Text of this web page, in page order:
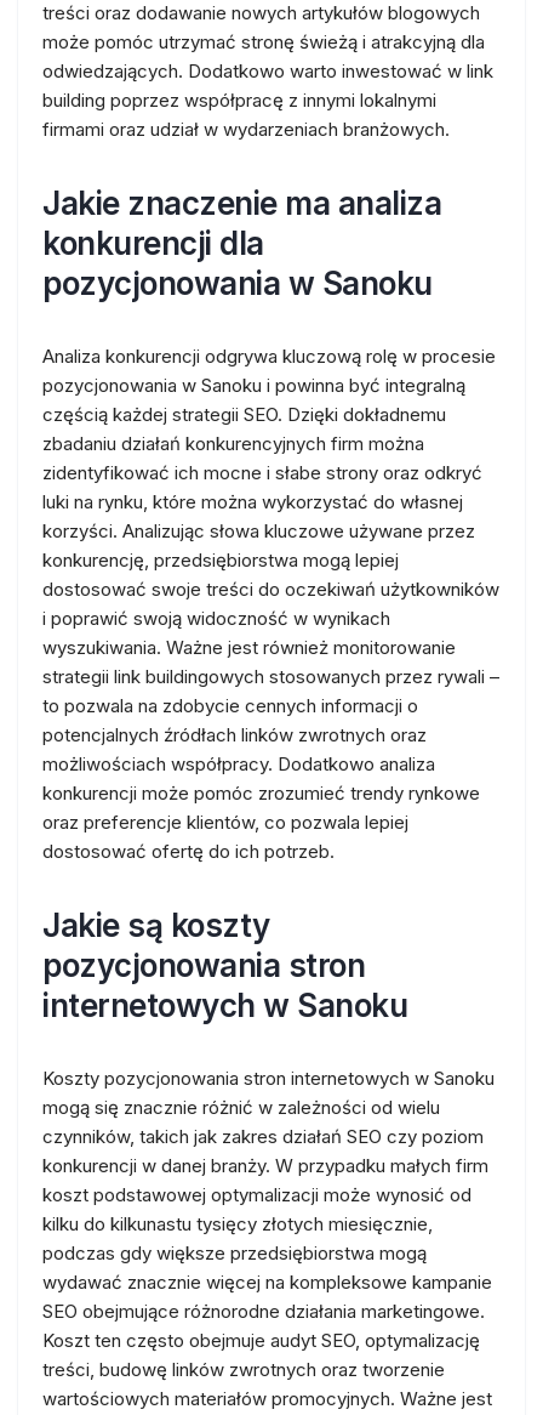
treści oraz dodawanie nowych artykułów blogowych
może pomóc utrzymać stronę świeżą i atrakcyjną dla
odwiedzających. Dodatkowo warto inwestować w link
building poprzez współpracę z innymi lokalnymi
firmami oraz udział w wydarzeniach branżowych.
Jakie znaczenie ma analiza
konkurencji dla
pozycjonowania w Sanoku
Analiza konkurencji odgrywa kluczową rolę w procesie
pozycjonowania w Sanoku i powinna być integralną
częścią każdej strategii SEO. Dzięki dokładnemu
zbadaniu działań konkurencyjnych firm można
zidentyfikować ich mocne i słabe strony oraz odkryć
luki na rynku, które można wykorzystać do własnej
korzyści. Analizując słowa kluczowe używane przez
konkurencję, przedsiębiorstwa mogą lepiej
dostosować swoje treści do oczekiwań użytkowników
i poprawić swoją widoczność w wynikach
wyszukiwania. Ważne jest również monitorowanie
strategii link buildingowych stosowanych przez rywali –
to pozwala na zdobycie cennych informacji o
potencjalnych źródłach linków zwrotnych oraz
możliwościach współpracy. Dodatkowo analiza
konkurencji może pomóc zrozumieć trendy rynkowe
oraz preferencje klientów, co pozwala lepiej
dostosować ofertę do ich potrzeb.
Jakie są koszty
pozycjonowania stron
internetowych w Sanoku
Koszty pozycjonowania stron internetowych w Sanoku
mogą się znacznie różnić w zależności od wielu
czynników, takich jak zakres działań SEO czy poziom
konkurencji w danej branży. W przypadku małych firm
koszt podstawowej optymalizacji może wynosić od
kilku do kilkunastu tysięcy złotych miesięcznie,
podczas gdy większe przedsiębiorstwa mogą
wydawać znacznie więcej na kompleksowe kampanie
SEO obejmujące różnorodne działania marketingowe.
Koszt ten często obejmuje audyt SEO, optymalizację
treści, budowę linków zwrotnych oraz tworzenie
wartościowych materiałów promocyjnych. Ważne jest